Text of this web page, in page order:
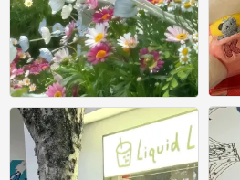
壁纸
0